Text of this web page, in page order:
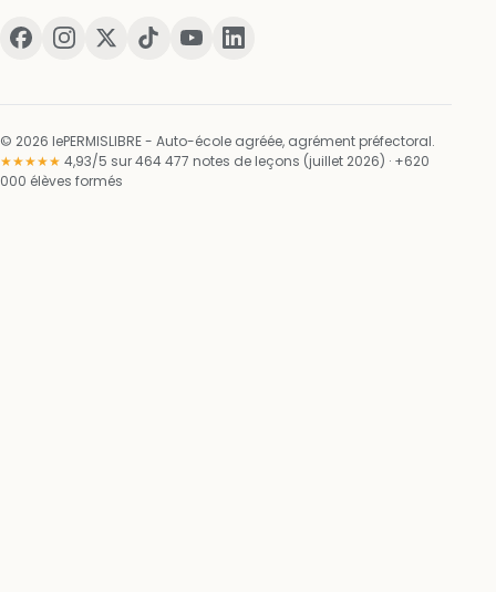
© 2026 lePERMISLIBRE - Auto-école agréée, agrément préfectoral.
★★★★★ 4,93/5 sur 464 477 notes de leçons (juillet 2026) · +620
000 élèves formés